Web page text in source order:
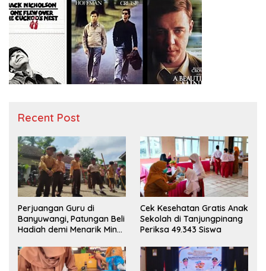
Recent Post
Perjuangan Guru di
Banyuwangi, Patungan Beli
Hadiah demi Menarik Minat
Cek Kesehatan Gratis Anak
Sekolah di Tanjungpinang
Periksa 49.343 Siswa